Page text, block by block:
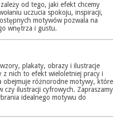
od tego, jaki efekt chcemy
uczucia spokoju, inspiracji,
motywów pozwala na
wnętrza i gustu.
plakaty, obrazy i ilustracje
z nich to efekt wieloletniej pracy i
obejmuje różnorodne motywy, które
czy ilustracji cyfrowych. Zapraszamy
idealnego motywu do